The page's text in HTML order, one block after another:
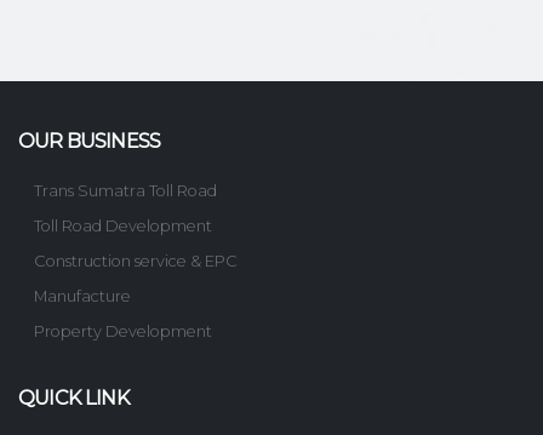
OUR BUSINESS
Trans Sumatra Toll Road
Toll Road Development
Construction service & EPC
Manufacture
Property Development
QUICK LINK